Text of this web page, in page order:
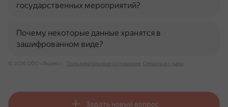
государственных мероприятий?
Почему некоторые данные хранятся в
зашифрованном виде?
© 2026 ООО «Яндекс» Пользовательское соглашение Связаться с нами
Задать новый вопрос